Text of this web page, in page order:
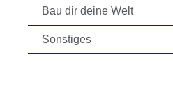
Bau dir deine Welt
Sonstiges